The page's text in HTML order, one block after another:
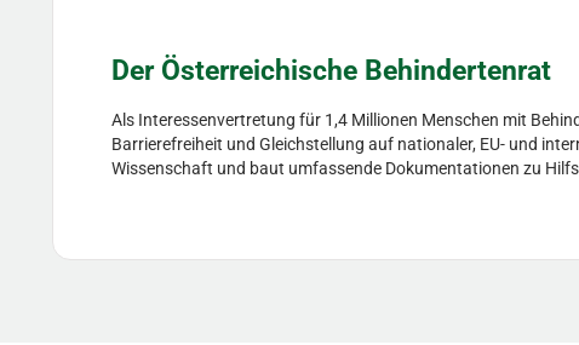
Der Österreichische Behindertenrat
Als Interessenvertretung für 1,4 Millionen Menschen mit
Barrierefreiheit und Gleichstellung auf nationaler, EU- und
Wissenschaft und baut umfassende Dokumentationen zu